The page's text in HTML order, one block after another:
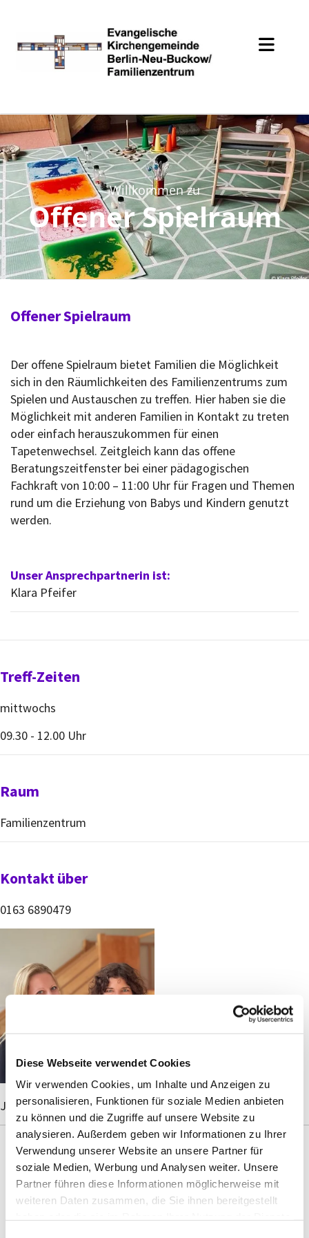
Diese Webseite verwendet Cookies
Wir verwenden Cookies, um Inhalte und Anzeigen zu
personalisieren, Funktionen für soziale Medien anbieten
zu können und die Zugriffe auf unsere Website zu
analysieren. Außerdem geben wir Informationen zu Ihrer
Verwendung unserer Website an unsere Partner für
soziale Medien, Werbung und Analysen weiter. Unsere
Partner führen diese Informationen möglicherweise mit
weiteren Daten zusammen, die Sie ihnen bereitgestellt
Willkommen zu
Offener Spielraum
Offener Spielraum
Der offene Spielraum bietet Familien die Möglichkeit
sich in den Räumlichkeiten des Familienzentrums zum
Spielen und Austauschen zu treffen. Hier haben sie die
Möglichkeit mit anderen Familien in Kontakt zu treten
oder einfach herauszukommen für einen
Tapetenwechsel. Zeitgleich kann das offene
Beratungszeitfenster bei einer pädagogischen
Fachkraft von 10:00 – 11:00 Uhr für Fragen und Themen
rund um die Erziehung von Babys und Kindern genutzt
werden.
Unser Ansprechpartnerin ist:
Klara Pfeifer
Treff-Zeiten
mittwochs
09.30 - 12.00 Uhr
Raum
Familienzentrum
Kontakt über
0163 6890479
Jana Helwig und Klara Pfeifer vom Familienzentrum
" Fetzt richtig! "
Tyler Ferguson